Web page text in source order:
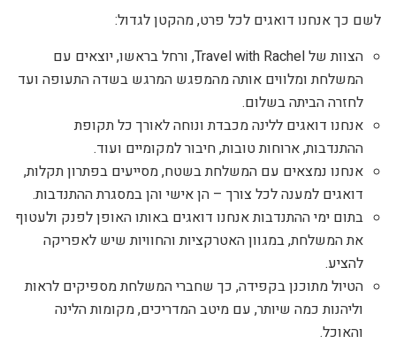
לשם כך אנחנו דואגים לכל פרט, מהקטן לגדול:
הצוות של Travel with Rachel, ורחל בראשו, יוצאים עם
המשלחת ומלווים אותה מהמפגש המרגש בשדה התעופה ועד
לחזרה הביתה בשלום.
אנחנו דואגים ללינה מכבדת ונוחה לאורך כל תקופת
ההתנדבות, ארוחות טובות, חיבור למקומיים ועוד.
אנחנו נמצאים עם המשלחת בשטח, מסייעים בפתרון תקלות,
דואגים למענה לכל צורך – הן אישי והן במסגרת ההתנדבות.
בתום ימי ההתנדבות אנחנו דואגים באותו האופן לפנק ולעטוף
את המשלחת, במגוון האטרקציות והחוויות שיש לאפריקה
להציע.
הטיול מתוכנן בקפידה, כך שחברי המשלחת מספיקים לראות
וליהנות כמה שיותר, עם מיטב המדריכים, מקומות הלינה
והאוכל.